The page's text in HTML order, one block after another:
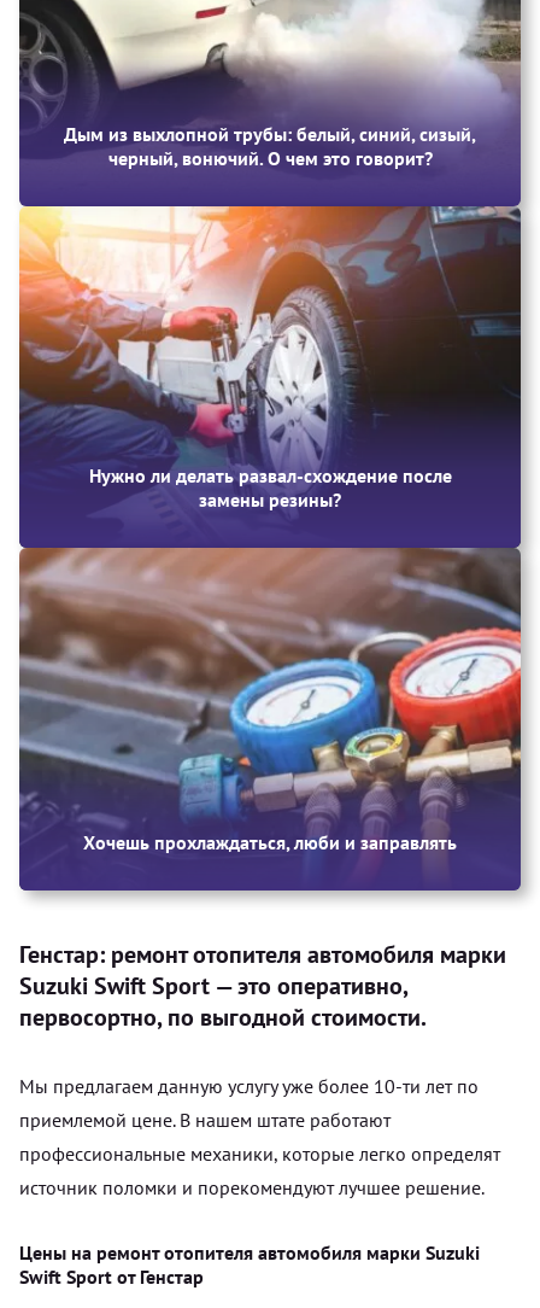
Дым из выхлопной трубы: белый, синий, сизый,
черный, вонючий. О чем это говорит?
Нужно ли делать развал-схождение после
замены резины?
Хочешь прохлаждаться, люби и заправлять
Генстар: ремонт отопителя автомобиля марки
Suzuki Swift Sport — это оперативно,
первосортно, по выгодной стоимости.
Мы предлагаем данную услугу уже более 10-ти лет по
приемлемой цене. В нашем штате работают
профессиональные механики, которые легко определят
источник поломки и порекомендуют лучшее решение.
Цены на ремонт отопителя автомобиля марки Suzuki
Swift Sport от Генстар